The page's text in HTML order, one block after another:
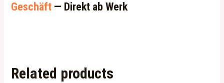
Geschäft — Direkt ab Werk
Related products